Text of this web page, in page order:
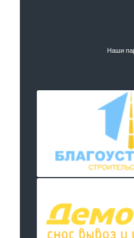
Наши